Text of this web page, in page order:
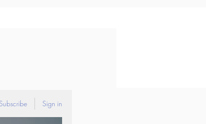
Subscribe Sign in